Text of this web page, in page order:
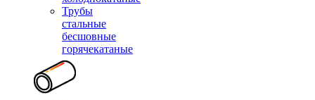
Трубы
стальные
бесшовные
горячекатаные